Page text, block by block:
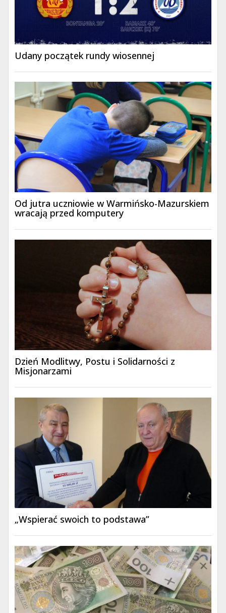
Udany początek rundy wiosennej
Od jutra uczniowie w Warmińsko-Mazurskiem
wracają przed komputery
Dzień Modlitwy, Postu i Solidarności z
Misjonarzami
„Wspierać swoich to podstawa”